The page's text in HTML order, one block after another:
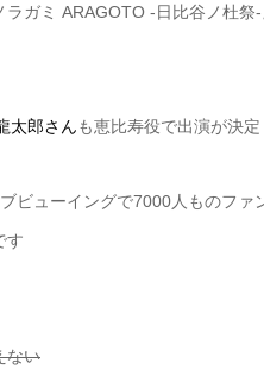
ラガミ ARAGOTO -日比谷ノ杜祭
太郎さんも恵比寿役で出演が決
ビューイングで7000人ものフ
す
ない